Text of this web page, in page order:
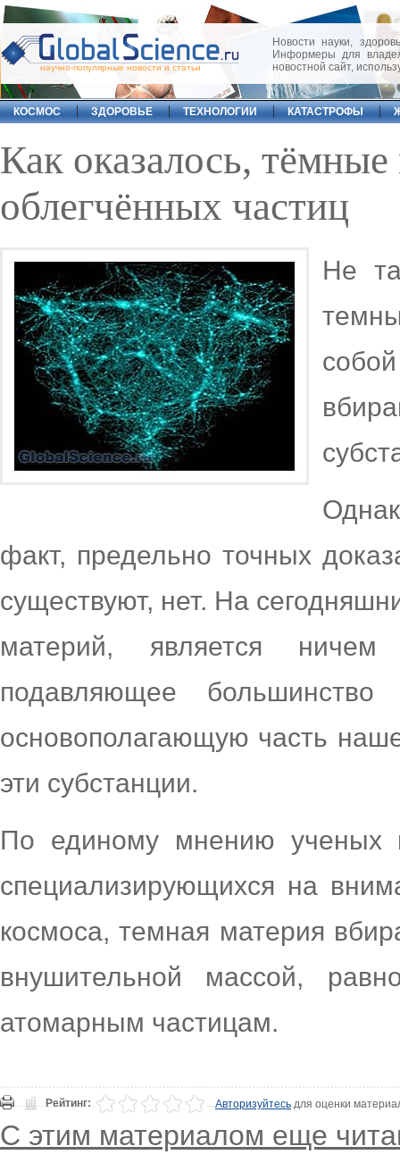
научно-популярные новости и статьи
Новости науки,
Информеры для
новостной сайт,
КОСМОС ЗДОРОВЬЕ ТЕХНОЛОГИИ КАТАСТРОФЫ
Как оказалось,
облегчённых частиц
Не
факт, предельно точных
существуют, нет. На
материй, является
подавляющее большинство
основополагающую часть
эти субстанции.
По единому мнению ученых
специализирующихся на
космоса, темная материя
внушительной массой,
атомарным частицам.
Рейтинг: Авторизуйтесьдля оценки
С этим материалом еще